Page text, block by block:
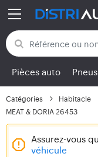
Retour aux
Pièces auto Pneus
Catégories Habitacle
MEAT & DORIA 26453
Assurez-vous
véhicule